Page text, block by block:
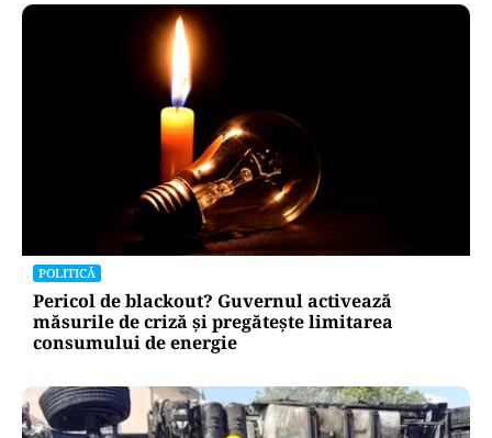
POLITICĂ
Pericol de blackout? Guvernul activează
măsurile de criză și pregătește limitarea
consumului de energie